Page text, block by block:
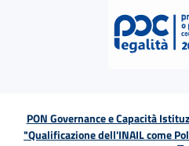
PON Governance e Capacità
"Qualificazione dell'INAIL come